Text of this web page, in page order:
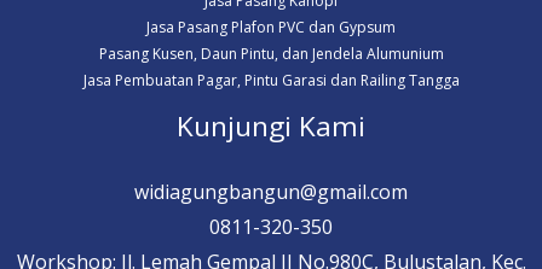
Jasa Pasang Plafon PVC dan Gypsum
Pasang Kusen, Daun Pintu, dan Jendela Alumunium
Jasa Pembuatan Pagar, Pintu Garasi dan Railing Tangga
Kunjungi Kami
widiagungbangun@gmail.com
0811-320-350
Workshop: Jl. Lemah Gempal II No.980C, Bulustalan, Kec.